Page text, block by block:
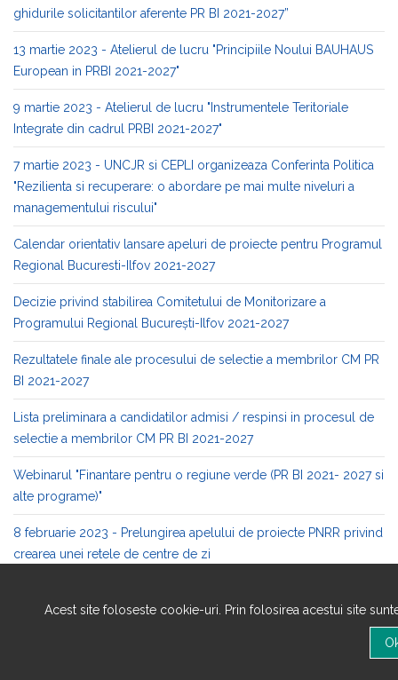
ghidurile solicitantilor aferente PR BI 2021-2027”
13 martie 2023 - Atelierul de lucru "Principiile Noului BAUHAUS
European in PRBI 2021-2027"
9 martie 2023 - Atelierul de lucru "Instrumentele Teritoriale
Integrate din cadrul PRBI 2021-2027"
7 martie 2023 - UNCJR si CEPLI organizeaza Conferinta Politica
"Rezilienta si recuperare: o abordare pe mai multe niveluri a
managementului riscului"
Calendar orientativ lansare apeluri de proiecte pentru Programul
Regional Bucuresti-Ilfov 2021-2027
Decizie privind stabilirea Comitetului de Monitorizare a
Programului Regional București-Ilfov 2021-2027
Rezultatele finale ale procesului de selectie a membrilor CM PR
BI 2021-2027
Lista preliminara a candidatilor admisi / respinsi in procesul de
selectie a membrilor CM PR BI 2021-2027
Webinarul "Finantare pentru o regiune verde (PR BI 2021- 2027 si
alte programe)"
8 februarie 2023 - Prelungirea apelului de proiecte PNRR privind
crearea unei retele de centre de zi
Bucuresti-Ilfov 2021-2027
Acest site foloseste cookie-uri. Prin folosirea acestui site